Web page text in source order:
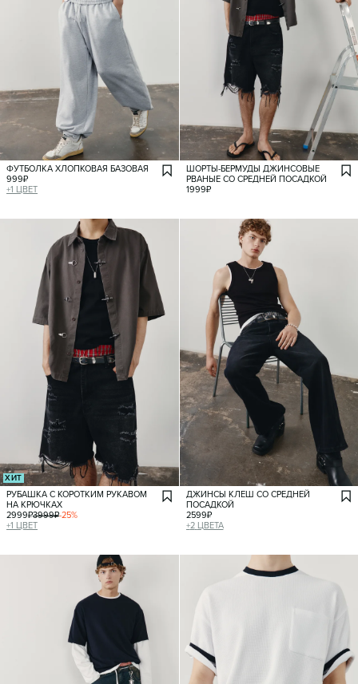
ФУТБОЛКА ХЛОПКОВАЯ БАЗОВАЯ
999₽
+1 ЦВЕТ
ШОРТЫ-БЕРМУДЫ ДЖИНСОВЫЕ
РВАНЫЕ СО СРЕДНЕЙ ПОСАДКОЙ
1999₽
ХИТ
РУБАШКА С КОРОТКИМ РУКАВОМ
НА КРЮЧКАХ
2999₽3999₽-25%
+1 ЦВЕТ
ДЖИНСЫ КЛЕШ СО СРЕДНЕЙ
ПОСАДКОЙ
2599₽
+2 ЦВЕТА